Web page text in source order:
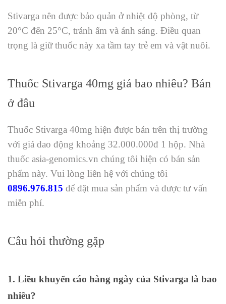
Stivarga nên được bảo quản ở nhiệt độ phòng, từ
20°C đến 25°C, tránh ẩm và ánh sáng. Điều quan
trọng là giữ thuốc này xa tầm tay trẻ em và vật nuôi.
Thuốc Stivarga 40mg giá bao nhiêu? Bán
ở đâu
Thuốc Stivarga 40mg hiện được bán trên thị trường
với giá dao động khoảng 32.000.000đ 1 hộp. Nhà
thuốc asia-genomics.vn chúng tôi hiện có bán sản
phẩm này. Vui lòng liên hệ với chúng tôi
0896.976.815 để đặt mua sản phẩm và được tư vấn
miễn phí.
Câu hỏi thường gặp
1. Liều khuyến cáo hàng ngày của Stivarga là bao
nhiêu?